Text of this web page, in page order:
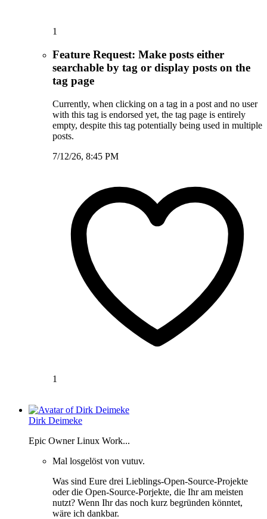
1
Feature Request: Make posts either
searchable by tag or display posts on the
tag page
Currently, when clicking on a tag in a post and no user
with this tag is endorsed yet, the tag page is entirely
empty, despite this tag potentially being used in multiple
posts.
7/12/26, 8:45 PM
1
Dirk Deimeke
Epic Owner Linux Work...
Mal losgelöst von vutuv.
Was sind Eure drei Lieblings-Open-Source-Projekte
oder die Open-Source-Porjekte, die Ihr am meisten
nutzt? Wenn Ihr das noch kurz begründen könntet,
wäre ich dankbar.